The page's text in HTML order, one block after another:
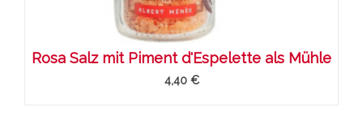
Rosa Salz mit Piment d'Espelette als Mühle
4,40 €